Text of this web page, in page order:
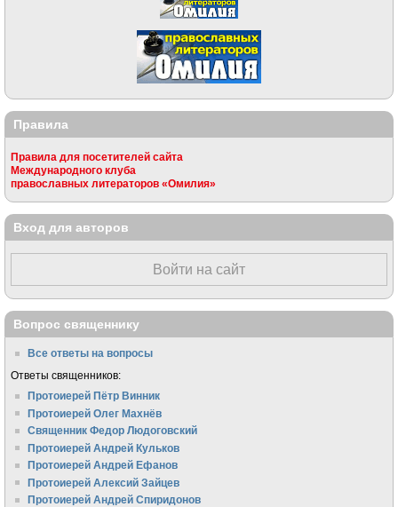
Правила
Правила для посетителей сайта
Международного клуба
православных литераторов «Омилия»
Вход для авторов
Войти на сайт
Вопрос священнику
Все ответы на вопросы
Ответы священников:
Протоиерей Пётр Винник
Протоиерей Олег Махнёв
Священник Федор Людоговский
Протоиерей Андрей Кульков
Протоиерей Андрей Ефанов
Протоиерей Алексий Зайцев
Протоиерей Андрей Спиридонов